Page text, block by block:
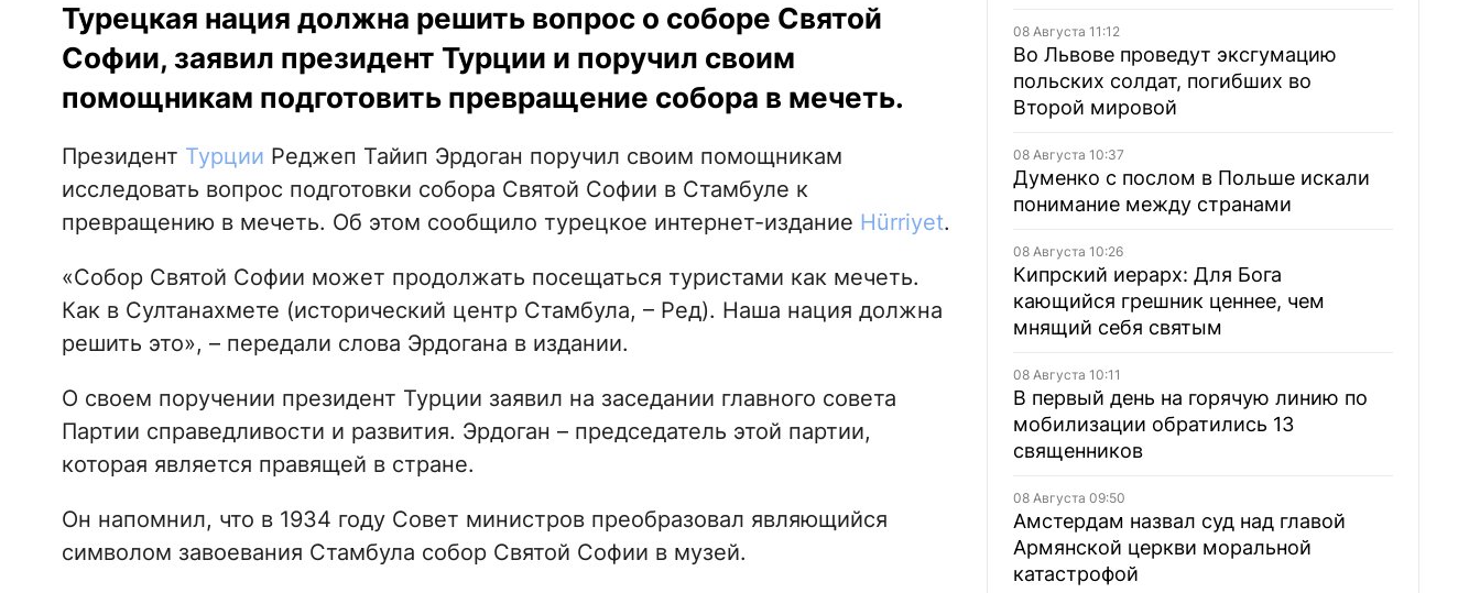
Турецкая нация должна решить вопрос о соборе Святой
Софии, заявил президент Турции и поручил своим
помощникам подготовить превращение собора в мечеть.
Президент Турции Реджеп Тайип Эрдоган поручил своим помощникам
исследовать вопрос подготовки собора Святой Софии в Стамбуле к
превращению в мечеть. Об этом сообщило турецкое интернет-издание Hürriyet.
«Собор Святой Софии может продолжать посещаться туристами как мечеть.
Как в Султанахмете (исторический центр Стамбула, – Ред). Наша нация должна
решить это», – передали слова Эрдогана в издании.
О своем поручении президент Турции заявил на заседании главного совета
Партии справедливости и развития. Эрдоган – председатель этой партии,
которая является правящей в стране.
Он напомнил, что в 1934 году Совет министров преобразовал являющийся
символом завоевания Стамбула собор Святой Софии в музей.
08 Августа 11:12
Во Львове проведут эксгумацию
польских солдат, погибших во
Второй мировой
08 Августа 10:37
Думенко с послом в Польше искали
понимание между странами
08 Августа 10:26
Кипрский иерарх: Для Бога
кающийся грешник ценнее, чем
мнящий себя святым
08 Августа 10:11
В первый день на горячую линию по
мобилизации обратились 13
священников
08 Августа 09:50
Амстердам назвал суд над главой
Армянской церкви моральной
катастрофой